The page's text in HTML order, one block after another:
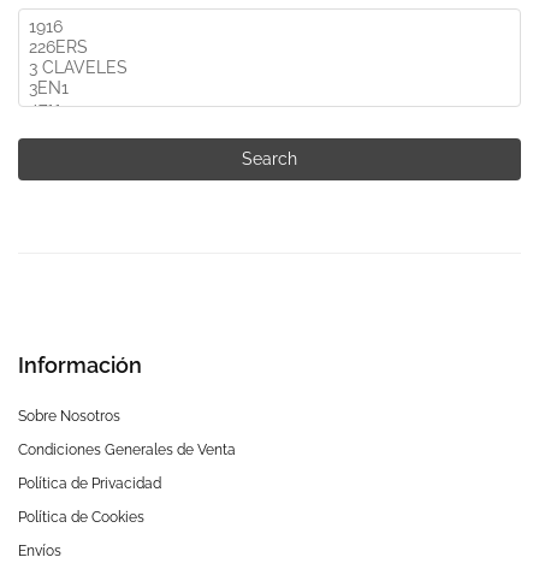
Search
Información
Sobre Nosotros
Condiciones Generales de Venta
Política de Privacidad
Política de Cookies
Envíos